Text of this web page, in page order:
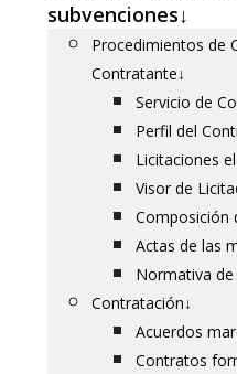
subvenciones↓
Procedimientos de
Contratante↓
Servicio de
Perfil del
Licitaciones
Visor de
Composición
Actas de las
Normativa
Contratación↓
Acuerdos
Contratos